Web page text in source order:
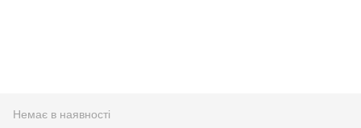
Немає в наявності